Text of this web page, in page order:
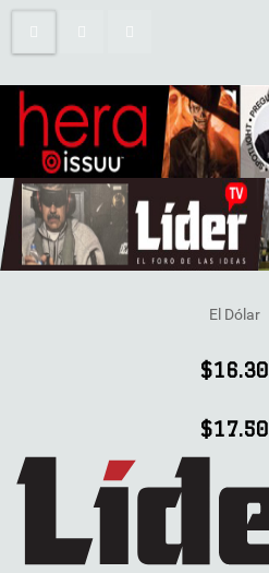
El Dólar
$16.30
$17.50